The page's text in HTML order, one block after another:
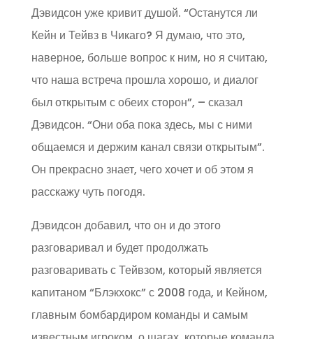
Дэвидсон уже кривит душой. “Останутся ли
Кейн и Тейвз в Чикаго? Я думаю, что это,
наверное, больше вопрос к ним, но я считаю,
что наша встреча прошла хорошо, и диалог
был открытым с обеих сторон”, – сказал
Дэвидсон. “Они оба пока здесь, мы с ними
общаемся и держим канал связи открытым”.
Он прекрасно знает, чего хочет и об этом я
расскажу чуть погодя.
Дэвидсон добавил, что он и до этого
разговаривал и будет продолжать
разговаривать с Тейвзом, который является
капитаном “Блэкхокс” с 2008 года, и Кейном,
главным бомбардиром команды и самым